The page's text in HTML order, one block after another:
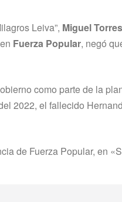
Leiva”, Miguel Torres
Fuerza Popular, negó
como parte de la
2022, el fallecido
de Fuerza Popular, en